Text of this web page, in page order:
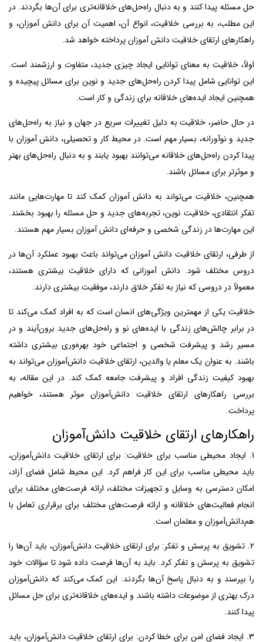
حل مسئله پیدا کنند و به دنبال راه‌حل‌های خلاقانه‌تری برای آن‌ها بگردند. در
این مطلب، به بررسی خلاقیت، انواع آن، اهمیت آن برای دانش آموزان، و
راهکارهای ارتقای خلاقیت دانش آموزان پرداخته خواهد شد.
اولاً، خلاقیت به معنای توانایی ایجاد چیزی جدید، متفاوت و ارزشمند است.
این توانایی شامل پیدا کردن راه‌حل‌های جدید و نوین برای مسائل پیچیده و
همچنین ایجاد ایده‌های خلاقانه برای زندگی و کار است.
در حال حاضر، خلاقیت به دلیل تغییرات سریع در جهان و نیاز به راه‌حل‌های
جدید و نوآورانه، بسیار مهم است. در محیط کار و تحصیلی، دانش آموزان با
پیدا کردن راه‌حل‌های خلاقانه می‌توانند بهبود یابند و به دنبال راه‌حل‌های بهتر
و موثرتر برای مسائل باشند.
همچنین، خلاقیت می‌تواند به دانش آموزان کمک کند تا مهارت‌هایی مانند
تفکر انتقادی، خلاقیت نوین، تجربه‌های جدید و حل مسئله را بهبود بخشند.
این مهارت‌ها در زندگی شخصی و حرفه‌ای دانش آموزان بسیار مهم هستند.
از طرفی، ارتقای خلاقیت دانش آموزان می‌تواند باعث بهبود عملکرد آن‌ها در
دروس مختلف شود. دانش آموزانی که دارای خلاقیت بیشتری هستند،
معمولاً در دروسی که نیاز به تفکر خلاق دارند، موفقیت بیشتری دارند.
خلاقیت یکی از مهمترین ویژگی‌های انسان است که به افراد کمک می‌کند تا
در برابر چالش‌های زندگی با ایده‌های نو و راه‌حل‌های جدید برون‌آیند و در
مسیر رشد و پیشرفت شخصی و اجتماعی خود بهره‌وری بیشتری داشته
باشند. به عنوان یک معلم یا والدین، ارتقای خلاقیت دانش‌آموزان می‌تواند به
بهبود کیفیت زندگی افراد و پیشرفت جامعه کمک کند. در این مقاله، به
بررسی راهکارهای ارتقای خلاقیت دانش‌آموزان موثر هستند، خواهیم
پرداخت.
راهکارهای ارتقای خلاقیت دانش‌آموزان
1. ایجاد محیطی مناسب برای خلاقیت: برای ارتقای خلاقیت دانش‌آموزان،
باید محیطی مناسب برای این کار فراهم کرد. این محیط شامل فضای آزاد،
امکان دسترسی به وسایل و تجهیزات مختلف، ارائه فرصت‌های مختلف برای
انجام فعالیت‌های خلاقانه و ارائه فرصت‌های مختلف برای برقراری تعامل با
هم‌دانش‌آموزان و معلمان است.
2. تشویق به پرسش و تفکر: برای ارتقای خلاقیت دانش‌آموزان، باید آن‌ها را
تشویق به پرسش و تفکر کرد. باید به آن‌ها فرصت داده شود تا سؤالات خود
را بپرسند و به دنبال پاسخ آن‌ها بگردند. این کمک می‌کند که دانش‌آموزان
درک بهتری از موضوعات داشته باشند و ایده‌های خلاقانه‌تری برای حل مسائل
پیدا کنند.
3. ایجاد فضای امن برای خطا کردن: برای ارتقای خلاقیت دانش‌آموزان، باید